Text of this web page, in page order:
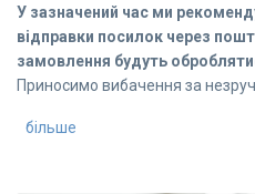
У зазначений час ми
відправки посилок через
замовлення будуть
Приносимо вибачення за
більше